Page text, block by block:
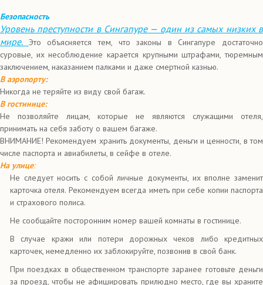
Безопасность
Уровень преступности в Сингапуре — один из самых низких в
мире. Это объясняется тем, что законы в Сингапуре достаточно
суровые, их несоблюдение карается крупными штрафами, тюремным
заключением, наказанием палками и даже смертной казнью.
В аэропорту:
Никогда не теряйте из виду свой багаж.
В гостинице:
Не позволяйте лицам, которые не являются служащими отеля,
принимать на себя заботу о вашем багаже.
ВНИМАНИЕ! Рекомендуем хранить документы, деньги и ценности, в том
числе паспорта и авиабилеты, в сейфе в отеле.
На улице:
Не следует носить с собой личные документы, их вполне заменит
карточка отеля. Рекомендуем всегда иметь при себе копии паспорта
и страхового полиса.
Не сообщайте посторонним номер вашей комнаты в гостинице.
В случае кражи или потери дорожных чеков либо кредитных
карточек, немедленно их заблокируйте, позвонив в свой банк.
При поездках в общественном транспорте заранее готовьте деньги
за проезд, чтобы не афишировать прилюдно место, где вы храните